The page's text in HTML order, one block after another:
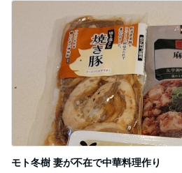
モト冬樹 妻が不在で中華料理作り